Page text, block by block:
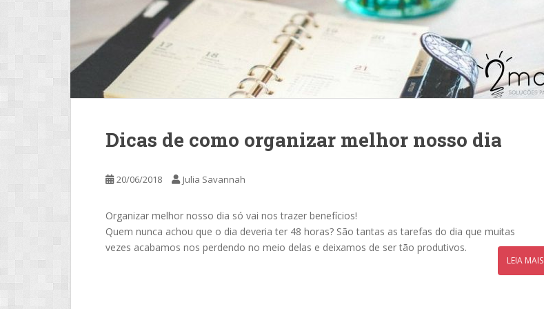
Dicas de como organizar melhor nosso dia
20/06/2018 Julia Savannah
Organizar melhor nosso dia só vai nos trazer benefícios!
Quem nunca achou que o dia deveria ter 48 horas? São tantas as tarefas do dia que muitas
vezes acabamos nos perdendo no meio delas e deixamos de ser tão produtivos.
LEIA MAIS